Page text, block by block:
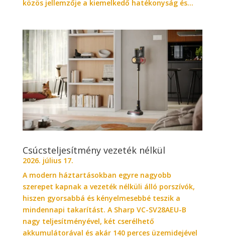
közös jellemzője a kiemelkedő hatékonyság és...
Csúcsteljesítmény vezeték nélkül
2026. július 17.
A modern háztartásokban egyre nagyobb
szerepet kapnak a vezeték nélküli álló porszívók,
hiszen gyorsabbá és kényelmesebbé teszik a
mindennapi takarítást. A Sharp VC-SV28AEU-B
nagy teljesítményével, két cserélhető
akkumulátorával és akár 140 perces üzemidejével